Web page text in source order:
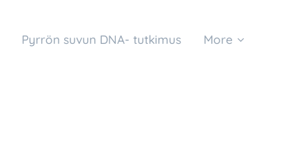
Pyrrön suvun DNA- tutkimus More